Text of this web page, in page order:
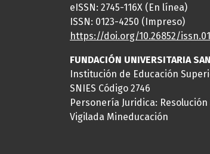
eISSN: 2745-116X (En línea)
ISSN: 0123-4250 (Impreso)
https://doi.org/10.26852/issn.
FUNDACIÓN UNIVERSITARIA
Institución de Educación
SNIES Código 2746
Personería Juridica:
Vigilada Mineducación